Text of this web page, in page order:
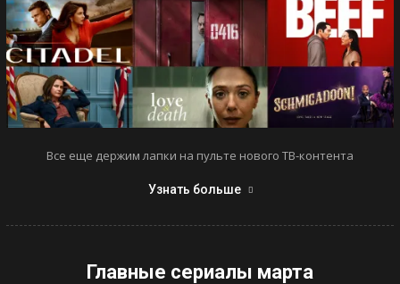
Все еще держим лапки на пульте нового ТВ-контента
Узнать больше
Главные сериалы марта